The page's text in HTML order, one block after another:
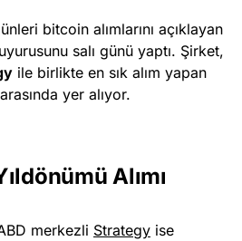
bitcoin alımlarını açıklayan
salı günü yaptı. Şirket,
ile birlikte en sık alım yapan
yer alıyor.
Alımı
merkezli Strategy ise